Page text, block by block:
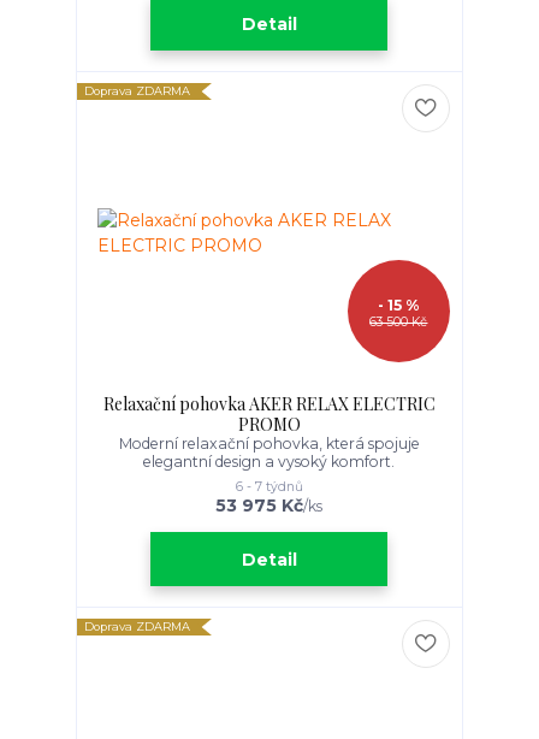
Detail
Doprava ZDARMA
63 500 Kč
- 15 %
Relaxační pohovka AKER RELAX ELECTRIC
PROMO
Moderní relaxační pohovka, která spojuje
elegantní design a vysoký komfort.
53 975 Kč/ks
6 - 7 týdnů
Detail
Doprava ZDARMA